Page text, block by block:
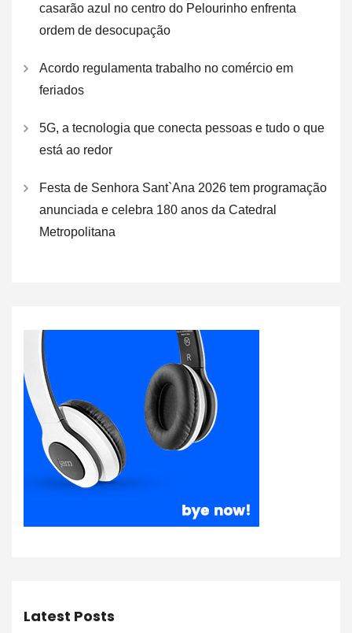
casarão azul no centro do Pelourinho enfrenta
ordem de desocupação
Acordo regulamenta trabalho no comércio em
feriados
5G, a tecnologia que conecta pessoas e tudo o que
está ao redor
Festa de Senhora Sant`Ana 2026 tem programação
anunciada e celebra 180 anos da Catedral
Metropolitana
Latest Posts